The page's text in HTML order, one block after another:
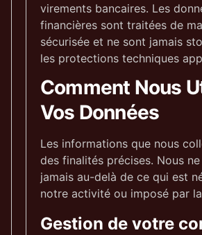
virements bancaires. Les
financières sont traitées de
sécurisée et ne sont jamais
les protections techniques
Comment Nous
Vos Données
Les informations que nous
des finalités précises. Nous
jamais au-delà de ce qui est
notre activité ou imposé par
Gestion de votre